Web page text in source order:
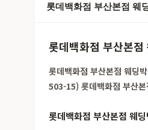
롯데백화점 부산본점 웨
롯데백화점 부산본
롯데백화점 부산본점 웨딩
503-15) 롯데백화점 부산본
롯데백화점 부산본점 웨